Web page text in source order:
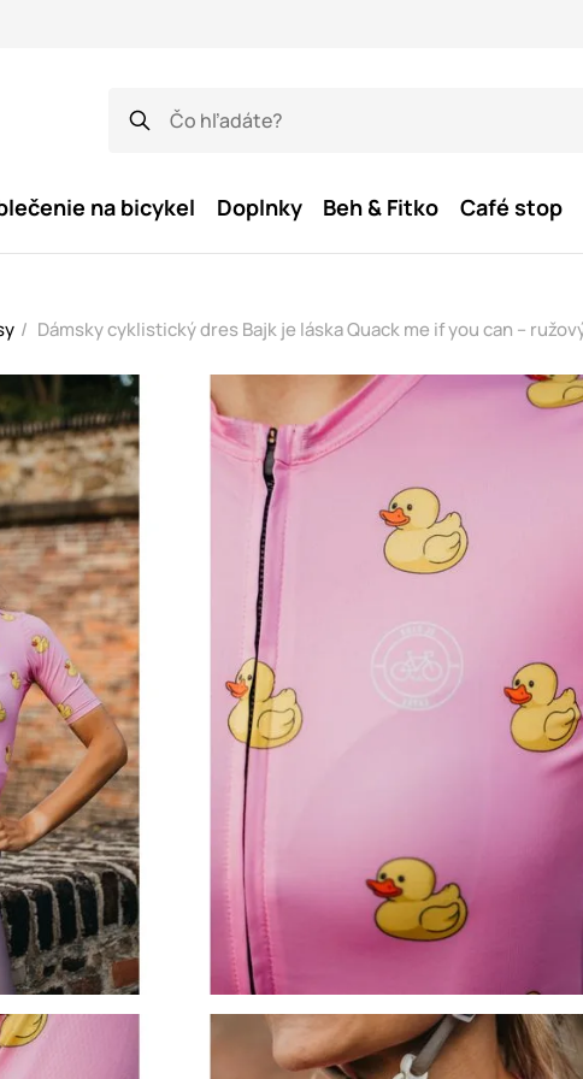
na bicykel Doplnky Beh & Fitko Café stop
Dámsky cyklistický dres Bajk je láska Quack me if you can –